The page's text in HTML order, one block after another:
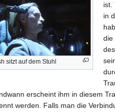
sitzt auf dem Stuhl
ist.
in
die
erscheint ihm in diesem
werden. Falls man die